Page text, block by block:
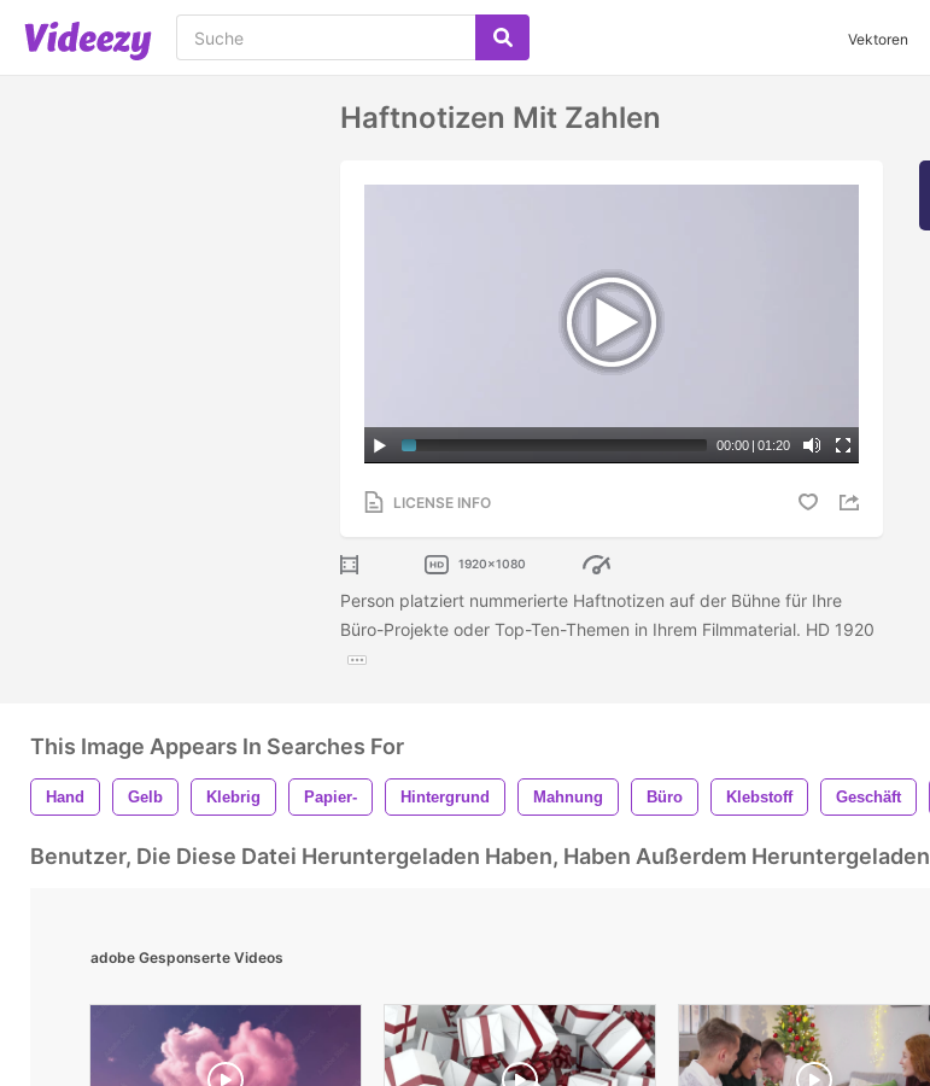
Vektoren
Haftnotizen Mit Zahlen
00:00 | 01:20
LICENSE INFO
1920x1080
Person platziert nummerierte Haftnotizen auf der Bühne für Ihre
Büro-Projekte oder Top-Ten-Themen in Ihrem Filmmaterial. HD 1920
This Image Appears In Searches For
Hand Gelb Klebrig Papier- Hintergrund Mahnung Büro Klebstoff Geschäft
Benutzer, Die Diese Datei Heruntergeladen Haben, Haben Außerdem Heruntergeladen
adobe Gesponserte Videos